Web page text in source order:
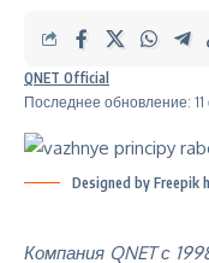
Последнее обновление: 11
QNET Official
Designed by Freepik
Компания QNET с